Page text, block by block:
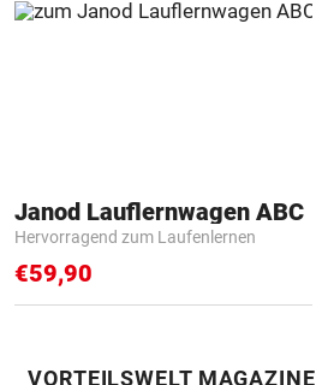
Janod Lauflernwagen ABC
Hervorragend zum Laufenlernen
€59,90
VORTEILSWELT MAGAZINE